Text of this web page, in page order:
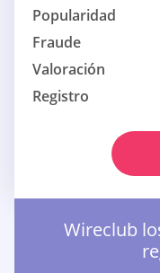
Popularidad
Fraude
Valoración
Registro
Wireclub